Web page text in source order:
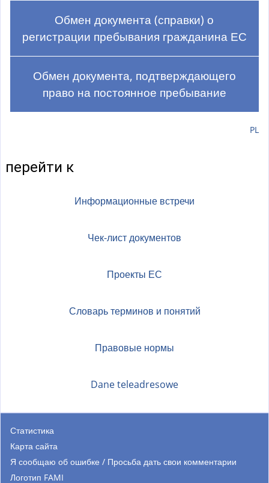
Обмен документа (справки) о
регистрации пребывания гражданина ЕС
Обмен документа, подтверждающего
право на постоянное пребывание
PL
перейти к
Информационные встречи
Чек-лист документов
Проекты ЕС
Словарь терминов и понятий
Правовые нормы
Dane teleadresowe
Статистика
Карта сайта
Я сообщаю об ошибке / Просьба дать свои комментарии
Логотип FAMI